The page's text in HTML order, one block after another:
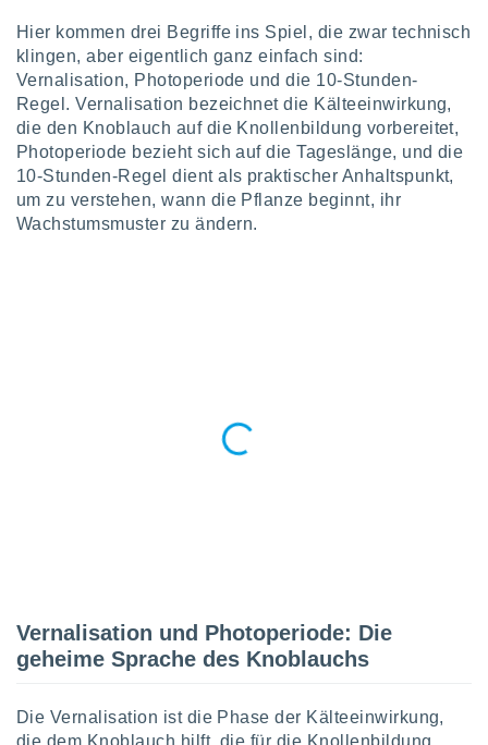
von
und
auf
Sie
klicken.
und
eines
dem Sie
dies zu
Sie Ihre
Hier kommen drei Begriffe ins Spiel, die zwar technisch
klingen, aber eigentlich ganz einfach sind:
Vernalisation, Photoperiode und die 10-Stunden-
Regel. Vernalisation bezeichnet die Kälteeinwirkung,
die den Knoblauch auf die Knollenbildung vorbereitet,
Photoperiode bezieht sich auf die Tageslänge, und die
10-Stunden-Regel dient als praktischer Anhaltspunkt,
um zu verstehen, wann die Pflanze beginnt, ihr
Wachstumsmuster zu ändern.
Vernalisation und Photoperiode: Die
geheime Sprache des Knoblauchs
Die Vernalisation ist die Phase der Kälteeinwirkung,
die dem Knoblauch hilft, die für die Knollenbildung